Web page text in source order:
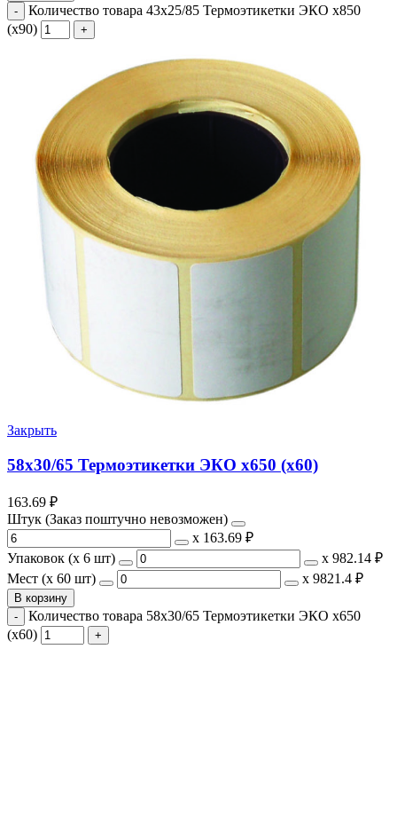
Количество товара 43х25/85 Термоэтикетки ЭКО х850
(х90)
Закрыть
58х30/65 Термоэтикетки ЭКО х650 (х60)
163.69 ₽
Штук (Заказ поштучно невозможен)
х 163.69 ₽
Упаковок (x 6 шт)
х 982.14 ₽
Мест (x 60 шт)
х 9821.4 ₽
В корзину
Количество товара 58х30/65 Термоэтикетки ЭКО х650
(х60)